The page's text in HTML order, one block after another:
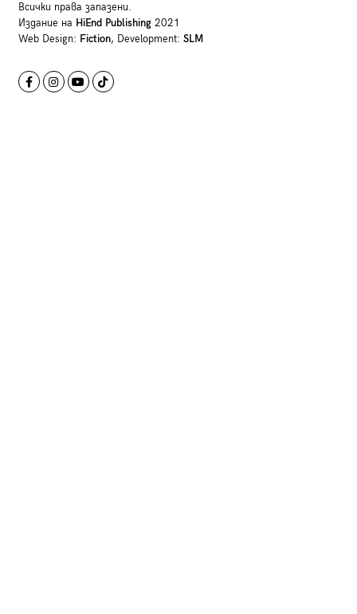
Всички права запазени.
Издание на HiEnd Publishing2021
Web Design: Fiction, Development: SLM